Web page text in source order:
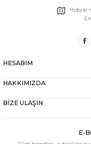
Hobyar
HESABIM
HAKKIMIZDA
BİZE ULAŞIN
E-